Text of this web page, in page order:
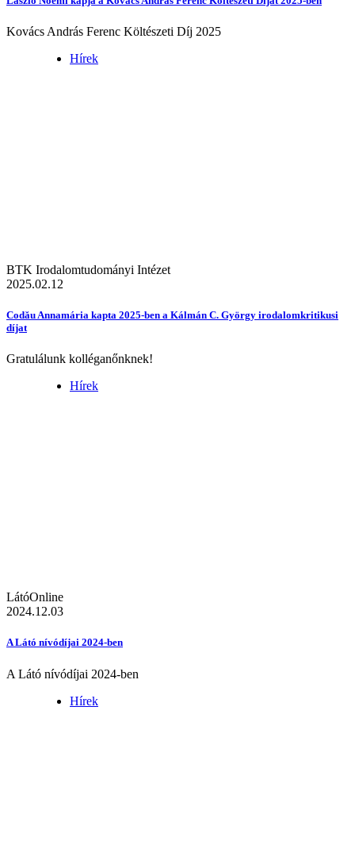
Kovács András Ferenc Költészeti Díj 2025
Hírek
BTK Irodalomtudományi Intézet
2025.02.12
Codău Annamária kapta 2025-ben a Kálmán C. György irodalomkritikusi
díjat
Gratulálunk kolléganőnknek!
Hírek
LátóOnline
2024.12.03
A Látó nívódíjai 2024-ben
A Látó nívódíjai 2024-ben
Hírek